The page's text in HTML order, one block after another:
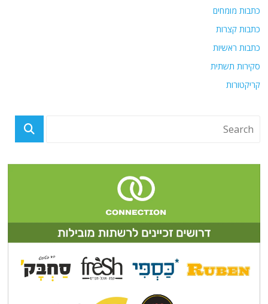
כתבות מומחים
כתבות קצרות
כתבות ראשיות
סקירות תשתית
קריקטורות